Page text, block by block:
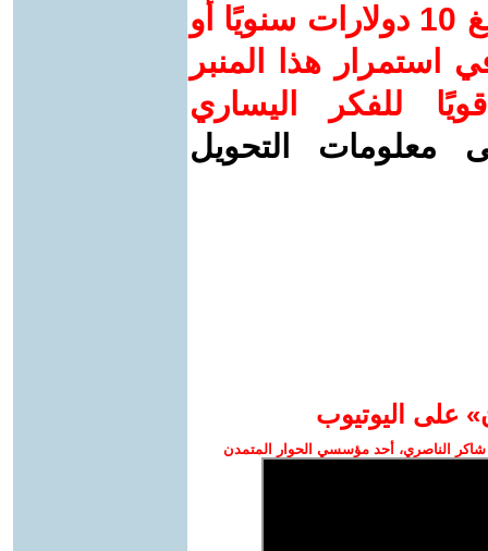
ساهم/ي معنا! بدعمكم بمبلغ 10 دولارات سنويًا أو
استمرار هذا المنبر
للفكر اليساري
معلومات التحويل
على اليوتيوب
الناصري، أحد مؤسسي الحوار المتمدن